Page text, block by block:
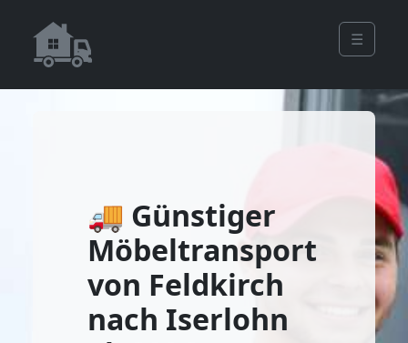
☰
🚚 Günstiger
Möbeltransport
von Feldkirch
nach Iserlohn